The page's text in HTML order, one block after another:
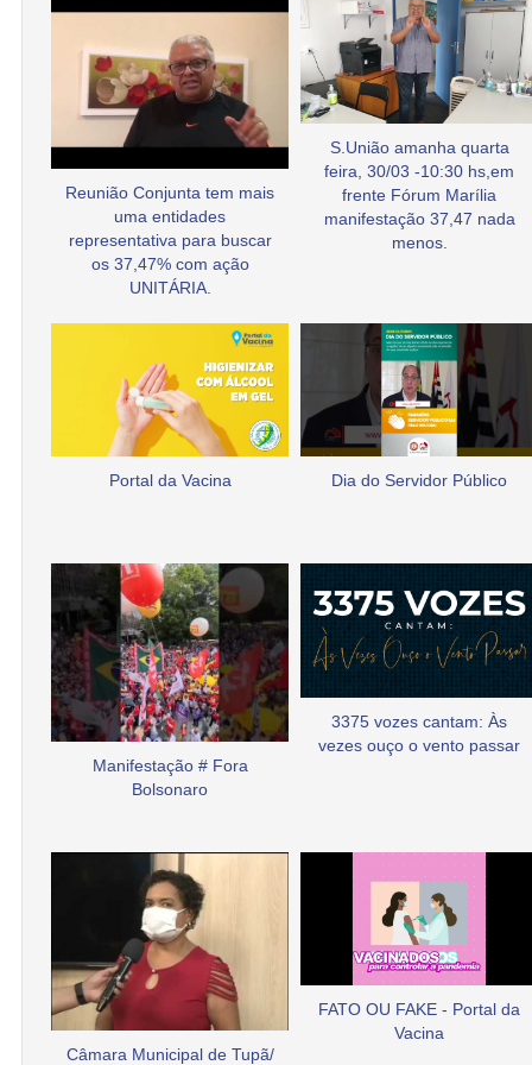
Reunião Conjunta tem mais
uma entidades
representativa para buscar
os 37,47% com ação
UNITÁRIA.
S.União amanha quarta
feira, 30/03 -10:30 hs,em
frente Fórum Marília
manifestação 37,47 nada
menos.
Portal da Vacina Dia do Servidor Público
Manifestação # Fora
Bolsonaro
3375 vozes cantam: Às
vezes ouço o vento passar
Câmara Municipal de Tupã/
FATO OU FAKE - Portal da
Vacina